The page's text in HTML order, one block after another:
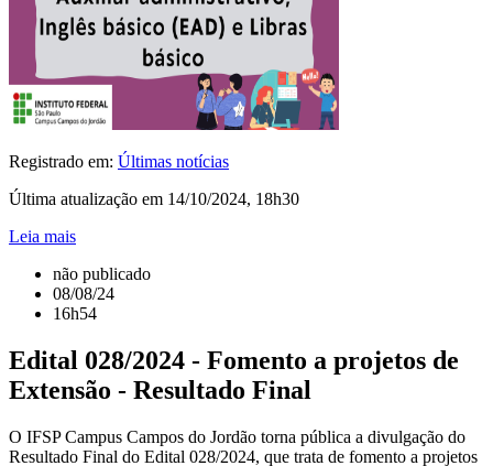
Registrado em: Últimas notícias
Última atualização em 14/10/2024, 18h30
Leia mais
não publicado
08/08/24
16h54
Edital 028/2024 - Fomento a projetos de
Extensão - Resultado Final
O IFSP Campus Campos do Jordão torna pública a divulgação do
Resultado Final do Edital 028/2024, que trata de fomento a projetos